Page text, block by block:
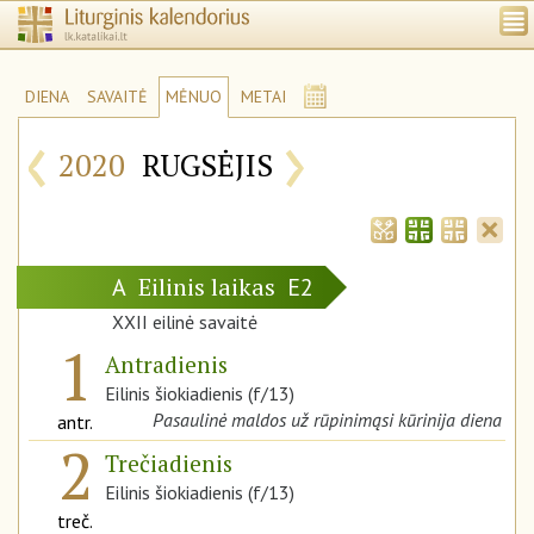
DIENA SAVAITĖ MĖNUO METAI
‹ 2020 RUGSĖJIS ›
A Eilinis laikas E2
XXII eilinė savaitė
1
antr.
Antradienis
Eilinis šiokiadienis (f/13)
Pasaulinė maldos už rūpinimąsi kūrinija diena
2
treč.
Trečiadienis
Eilinis šiokiadienis (f/13)